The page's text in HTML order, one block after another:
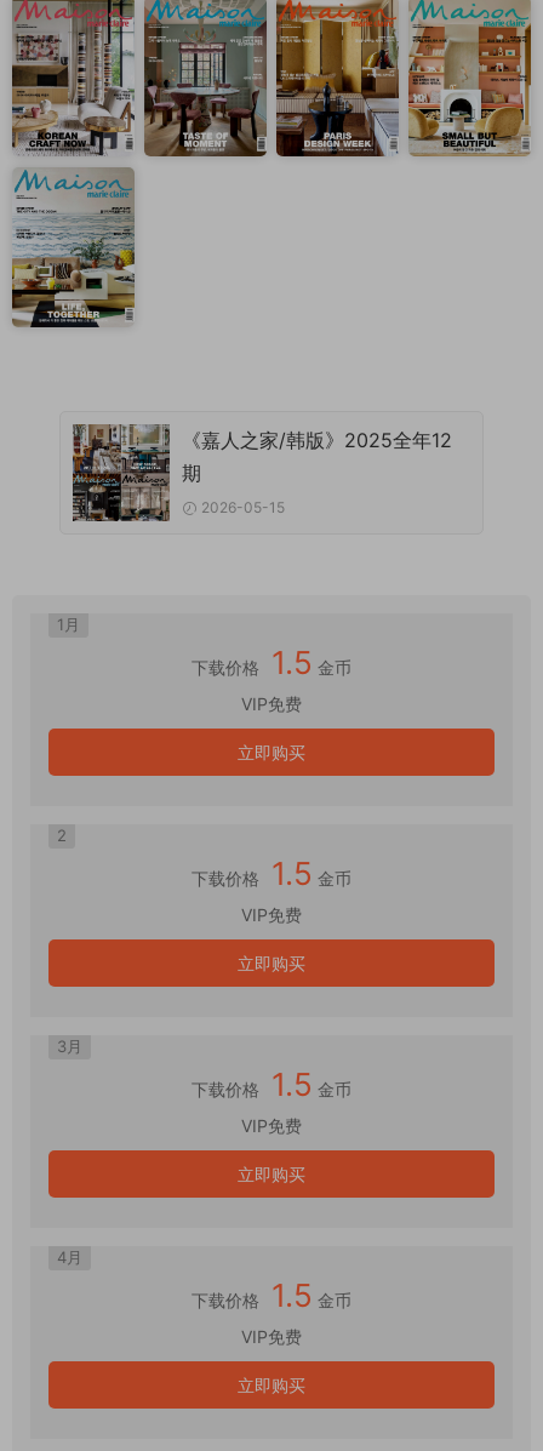
《嘉人之家/韩版》2025全年12
期
2026-05-15
1月
下载价格 1.5 金币
VIP免费
立即购买
2
下载价格 1.5 金币
VIP免费
立即购买
3月
下载价格 1.5 金币
VIP免费
立即购买
4月
下载价格 1.5 金币
VIP免费
立即购买